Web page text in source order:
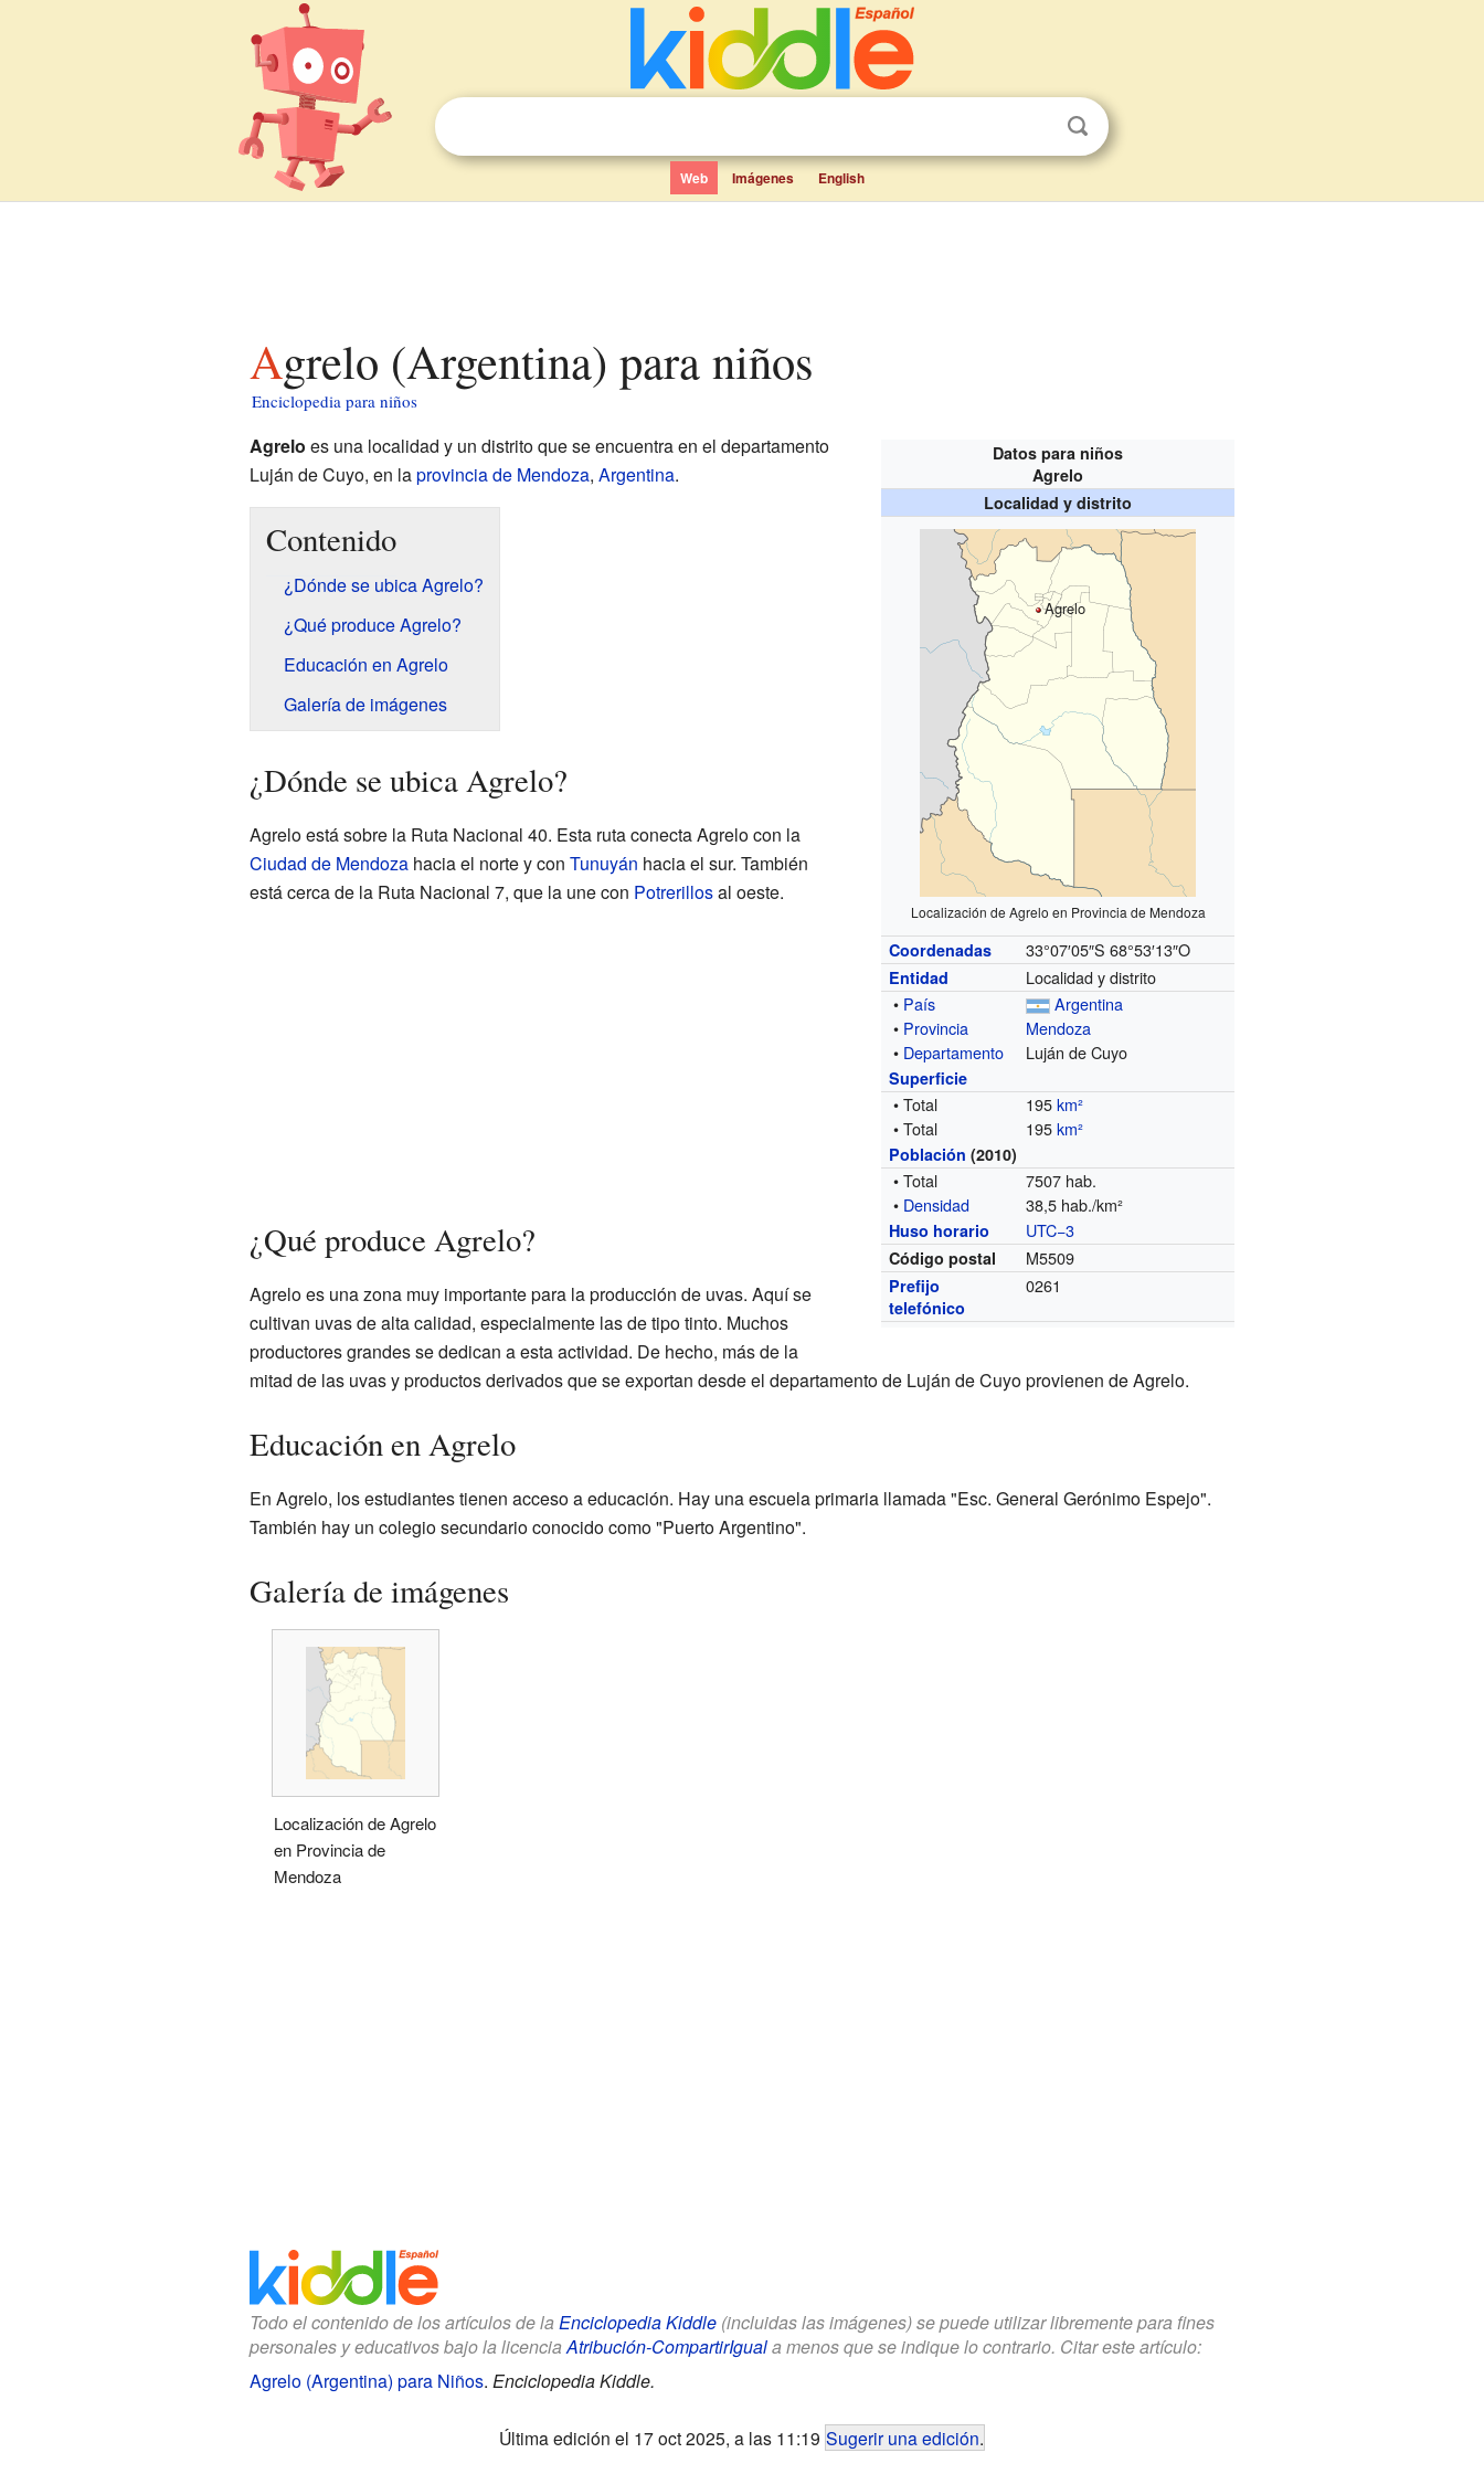
Web Imágenes English
Agrelo (Argentina) para niños
Enciclopedia para niños
Datos para niños
Agrelo
Localidad y distrito
Agrelo
Localización de Agrelo en Provincia de Mendoza
Coordenadas 33°07′05″S 68°53′13″O
Entidad
Localidad y distrito
• País
Argentina
• Provincia
Mendoza
• Departamento Luján de Cuyo
Superficie
• Total 195km²
• Total
195km²
Población (2010)
• Total
7507 hab.
• Densidad 38,5 hab./km²
Huso horario UTC−3
Código postal M5509
Prefijo
telefónico
0261
Agrelo es una localidad y un distrito que se encuentra en el departamento
Luján de Cuyo, en laprovincia de Mendoza, Argentina.
Contenido
¿Dónde se ubica Agrelo?
¿Qué produce Agrelo?
Educación en Agrelo
Galería de imágenes
¿Dónde se ubica Agrelo?
Agrelo está sobre la Ruta Nacional 40. Esta ruta conecta Agrelo con la
Ciudad de Mendozahacia el norte y con Tunuyán hacia el sur. También
está cerca de la Ruta Nacional 7, que la une con Potrerillosal oeste.
¿Qué produce Agrelo?
Agrelo es una zona muy importante para la producción de uvas. Aquí se
cultivan uvas de alta calidad, especialmente las de tipo tinto. Muchos
productores grandes se dedican a esta actividad. De hecho, más de la
mitad de las uvas y productos derivados que se exportan desde el departamento de Luján de Cuyo provienen de Agrelo.
Educación en Agrelo
En Agrelo, los estudiantes tienen acceso a educación. Hay una escuela primaria llamada "Esc. General Gerónimo Espejo".
También hay un colegio secundario conocido como "Puerto Argentino".
Galería de imágenes
Localización de Agrelo
en Provincia de
Mendoza
Todo el contenido de los artículos de la Enciclopedia Kiddle(incluidas las imágenes) se puede utilizar libremente para fines
personales y educativos bajo la licencia Atribución-CompartirIguala menos que se indique lo contrario. Citar este artículo:
Agrelo (Argentina) para Niños. Enciclopedia Kiddle.
Última edición el 17 oct 2025, a las 11:19 Sugerir una edición.